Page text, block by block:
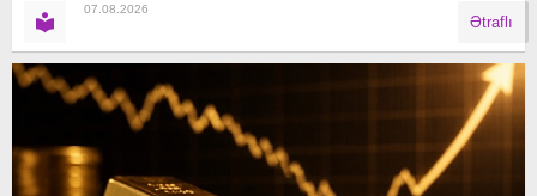
07.08.2026
Ətraflı